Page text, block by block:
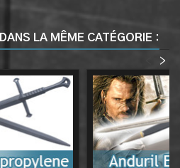
LA MÊME CATÉGORIE :
>